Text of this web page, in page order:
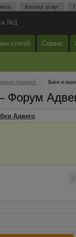
Каталог услуг
№1
статей Сервис
Баги и
Форум
Адвего